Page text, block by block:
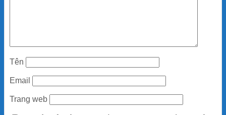
Tên
Email
Trang web